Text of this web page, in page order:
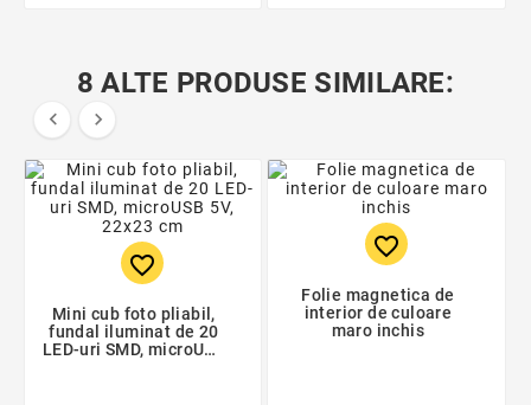
8 ALTE PRODUSE SIMILARE:
 
favorite_border
Mini cub foto pliabil,
fundal iluminat de 20
LED-uri SMD, microUSB
favorite_border
Folie magnetica de
interior de culoare
maro inchis